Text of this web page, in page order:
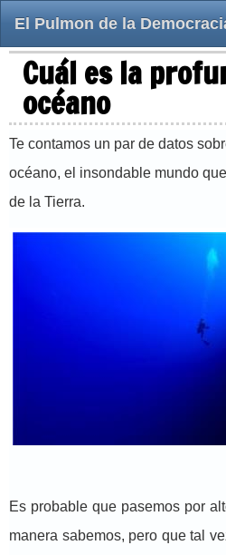
El Pulmon de la
Cuál es la
océano
Te contamos un par de datos
océano, el insondable mundo
de la Tierra.
Es probable que pasemos por
manera sabemos, pero que tal